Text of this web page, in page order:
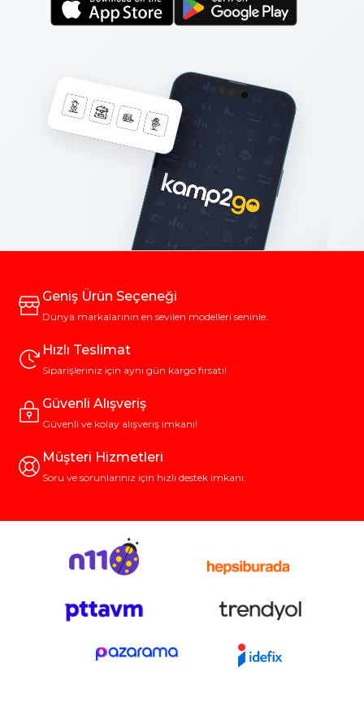
Geniş Ürün Seçeneği
Dünya markalarının en sevilen modelleri seninle.
Hızlı Teslimat
Siparişleriniz için aynı gün kargo fırsatı!
Güvenli Alışveriş
Güvenli ve kolay alışveriş imkanı!
Müşteri Hizmetleri
Soru ve sorunlarınız için hızlı destek imkanı.